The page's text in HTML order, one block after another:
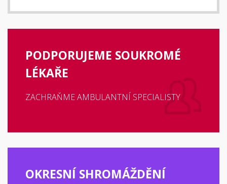
PODPORUJEME SOUKROMÉ
LÉKAŘE
ZACHRAŇME AMBULANTNÍ SPECIALISTY
OKRESNÍ SHROMÁŽDĚNÍ